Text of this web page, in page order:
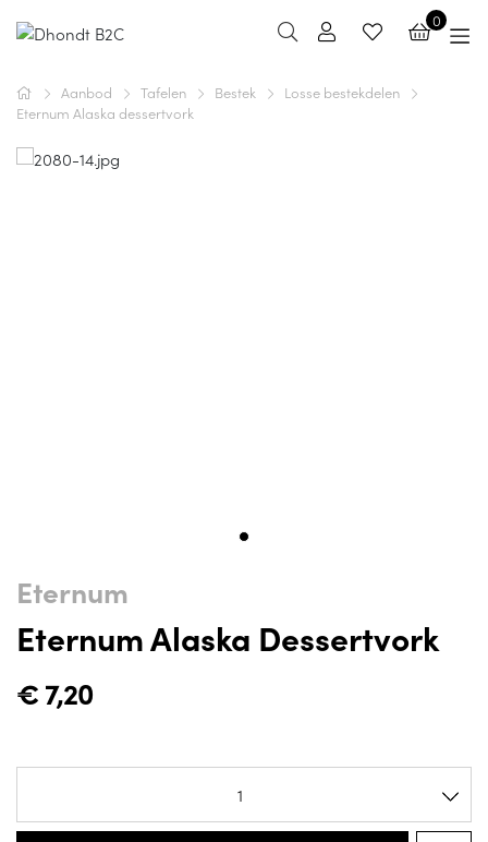
0
Aanbod Tafelen Bestek
Losse bestekdelen
Eternum Alaska dessertvork
Eternum
Eternum Alaska Dessertvork
€7,20